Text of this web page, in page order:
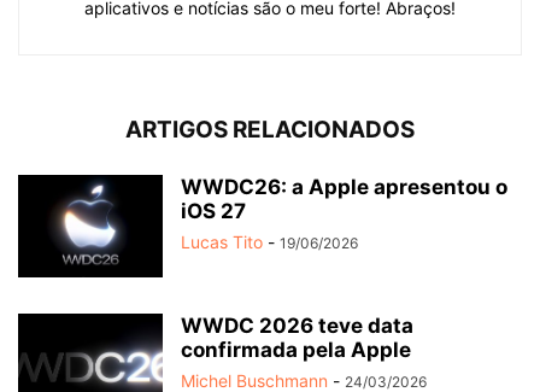
aplicativos e notícias são o meu forte! Abraços!
ARTIGOS RELACIONADOS
WWDC26: a Apple apresentou o
iOS 27
Lucas Tito - 19/06/2026
WWDC 2026 teve data
confirmada pela Apple
Michel Buschmann - 24/03/2026